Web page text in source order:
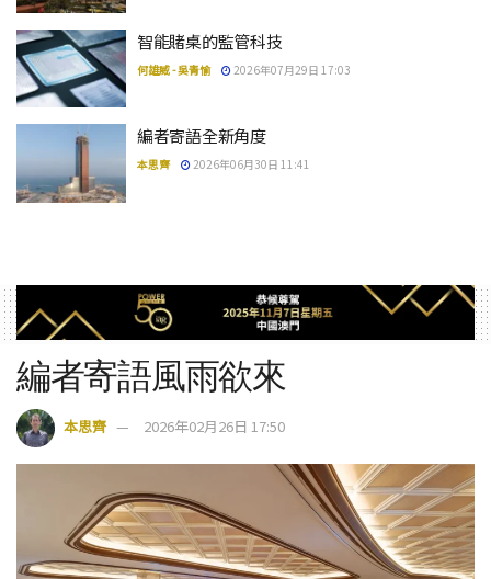
智能賭桌的監管科技
何雄威 - 吳青愉 2026年07月29日 17:03
編者寄語全新角度
本思齊 2026年06月30日 11:41
編者寄語風雨欲來
本思齊 2026年02月26日 17:50